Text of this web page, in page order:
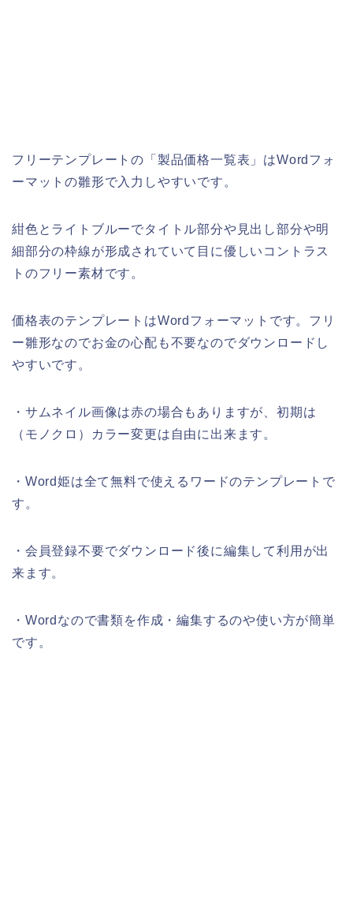
フリーテンプレートの「製品価格一覧表」はWordフォ
ーマットの雛形で入力しやすいです。
紺色とライトブルーでタイトル部分や見出し部分や明
細部分の枠線が形成されていて目に優しいコントラス
トのフリー素材です。
価格表のテンプレートはWordフォーマットです。フリ
ー雛形なのでお金の心配も不要なのでダウンロードし
やすいです。
・サムネイル画像は赤の場合もありますが、初期は
（モノクロ）カラー変更は自由に出来ます。
・Word姫は全て無料で使えるワードのテンプレートで
す。
・会員登録不要でダウンロード後に編集して利用が出
来ます。
・Wordなので書類を作成・編集するのや使い方が簡単
です。